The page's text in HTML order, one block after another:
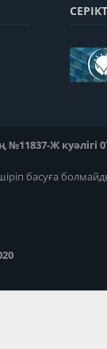
Ж куәлігі
басуға